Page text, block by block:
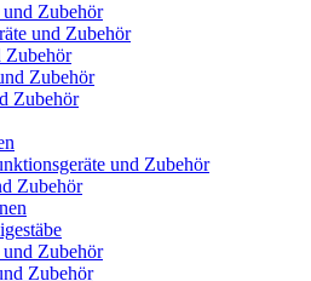
Zubehör
und Zubehör
Zubehör
Zubehör
Zubehör
und Zubehör
Zubehör
Zubehör
Zubehör